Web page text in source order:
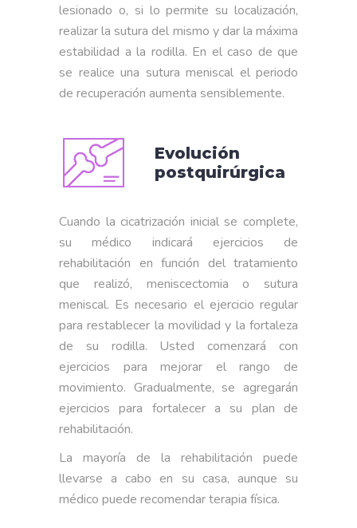
lesionado o, si lo permite su localización,
realizar la sutura del mismo y dar la máxima
estabilidad a la rodilla. En el caso de que
se realice una sutura meniscal el periodo
de recuperación aumenta sensiblemente.
Evolución
postquirúrgica
Cuando la cicatrización inicial se complete,
su médico indicará ejercicios de
rehabilitación en función del tratamiento
que realizó, meniscectomia o sutura
meniscal. Es necesario el ejercicio regular
para restablecer la movilidad y la fortaleza
de su rodilla. Usted comenzará con
ejercicios para mejorar el rango de
movimiento. Gradualmente, se agregarán
ejercicios para fortalecer a su plan de
rehabilitación.
La mayoría de la rehabilitación puede
llevarse a cabo en su casa, aunque su
médico puede recomendar terapia física.